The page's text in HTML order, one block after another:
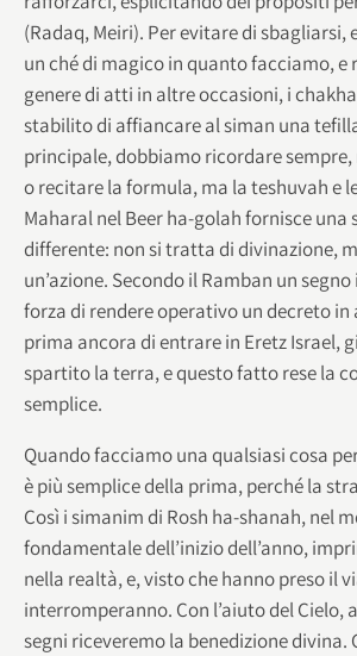
(Radaq, Meiri). Per evitare di sbagliarsi,
un ché di magico in quanto facciamo, e
genere di atti in altre occasioni, i
stabilito di affiancare al siman una
principale, dobbiamo ricordare
o recitare la formula, ma la teshuvah e
Maharal nel Beer ha-golah fornisce una
differente: non si tratta di divinazione,
un’azione. Secondo il Ramban un
forza di rendere operativo un decreto
prima ancora di entrare in Eretz Israel,
spartito la terra, e questo fatto rese la
semplice.
Quando facciamo una qualsiasi cosa
è più semplice della prima, perché la
Così i simanim di Rosh ha-shanah, nel
fondamentale dell’inizio dell’anno,
nella realtà, e, visto che hanno preso il
interromperanno. Con l’aiuto del Cielo,
segni riceveremo la benedizione divina.